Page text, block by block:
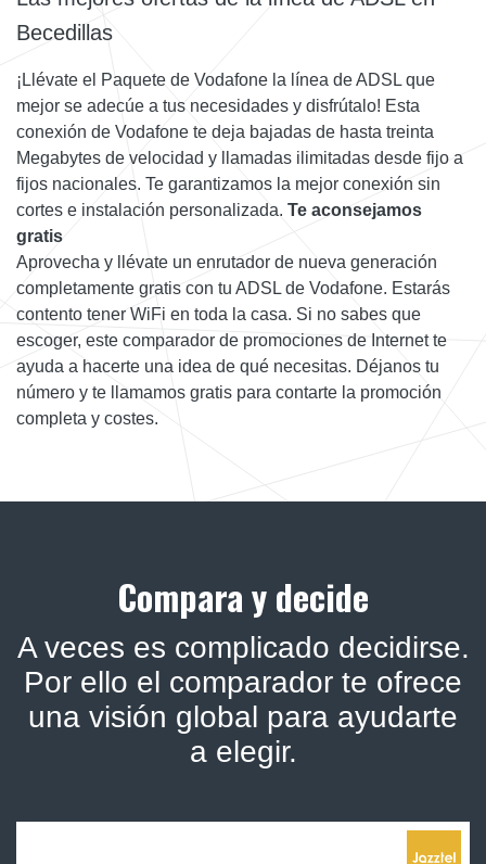
Becedillas
¡Llévate el Paquete de Vodafone la línea de ADSL que
mejor se adecúe a tus necesidades y disfrútalo! Esta
conexión de Vodafone te deja bajadas de hasta treinta
Megabytes de velocidad y llamadas ilimitadas desde fijo a
fijos nacionales. Te garantizamos la mejor conexión sin
cortes e instalación personalizada. Te aconsejamos
gratis
Aprovecha y llévate un enrutador de nueva generación
completamente gratis con tu ADSL de Vodafone. Estarás
contento tener WiFi en toda la casa. Si no sabes que
escoger, este comparador de promociones de Internet te
ayuda a hacerte una idea de qué necesitas. Déjanos tu
número y te llamamos gratis para contarte la promoción
completa y costes.
Compara y decide
A veces es complicado decidirse.
Por ello el comparador te ofrece
una visión global para ayudarte
a elegir.